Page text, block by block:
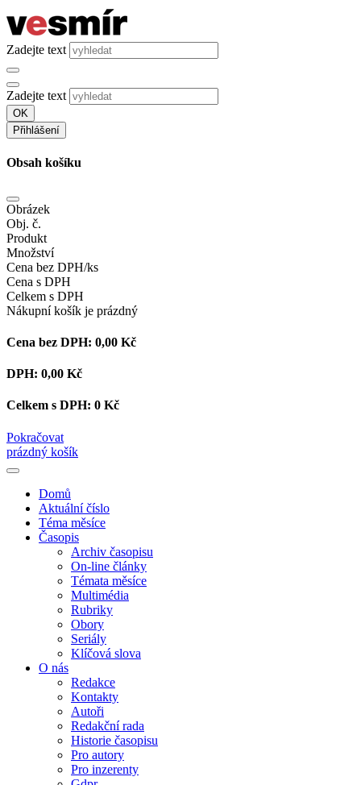
Zadejte text
Zadejte text
OK
Přihlášení
Obsah košíku
Obrázek
Obj. č.
Produkt
Množství
Cena bez DPH/ks
Cena s DPH
Celkem s DPH
Nákupní košík je prázdný
Cena bez DPH: 0,00 Kč
DPH: 0,00 Kč
Celkem s DPH: 0 Kč
Pokračovat
prázdný košík
Domů
Aktuální číslo
Téma měsíce
Časopis
Archiv časopisu
On-line články
Témata měsíce
Multimédia
Rubriky
Obory
Seriály
Klíčová slova
O nás
Redakce
Kontakty
Autoři
Redakční rada
Historie časopisu
Pro autory
Pro inzerenty